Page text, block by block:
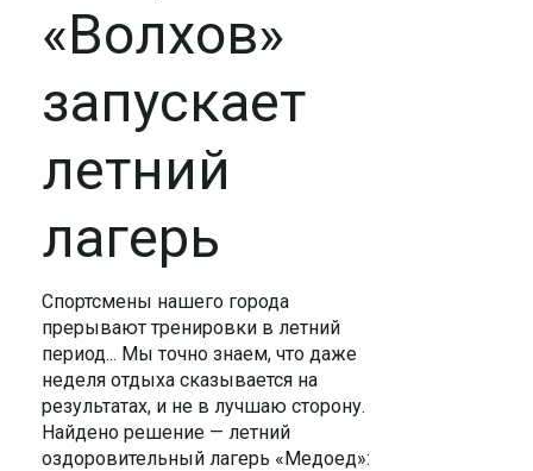
«Волхов»
запускает
летний
лагерь
Спортсмены нашего города
прерывают тренировки в летний
период... Мы точно знаем, что даже
неделя отдыха сказывается на
результатах, и не в лучшаю сторону.
Найдено решение — летний
оздоровительный лагерь «Медоед»: